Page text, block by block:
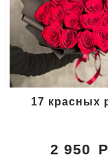
17 красных
2 950